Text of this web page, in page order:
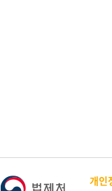
개인